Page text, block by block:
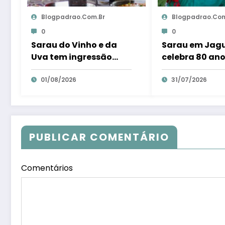
Blogpadrao.com.br
0
Sarau do Vinho e da
Uva tem ingressão
gratuita e distribui 250
litros de suco em Santa
01/08/2026
0
Sarau em
celebra 80
colonização
com tradição e
polenta – Em
31/07/2026
PUBLICAR COMENTÁRIO
Comentários